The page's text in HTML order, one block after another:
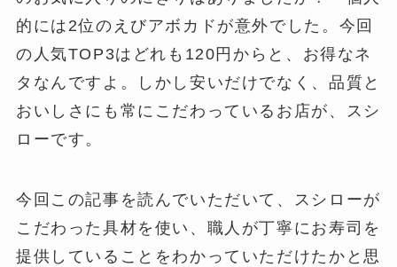
的には2位のえびアボカドが意外でした。今回
の人気TOP3はどれも120円からと、お得なネ
タなんですよ。しかし安いだけでなく、品質と
おいしさにも常にこだわっているお店が、スシ
ローです。
今回この記事を読んでいただいて、スシローが
こだわった具材を使い、職人が丁寧にお寿司を
提供していることをわかっていただけたかと思